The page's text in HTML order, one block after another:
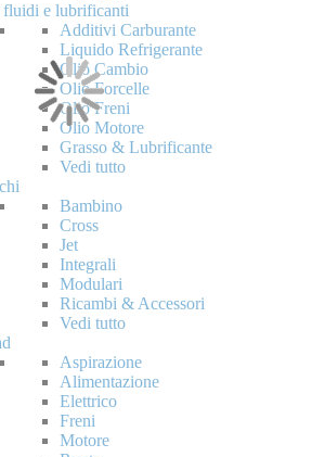
e lubrificanti
Additivi Carburante
Liquido Refrigerante
Olio Cambio
Olio Forcelle
Olio Freni
Olio Motore
Grasso & Lubrificante
Vedi tutto
Bambino
Cross
Jet
Integrali
Modulari
Ricambi & Accessori
Vedi tutto
Aspirazione
Alimentazione
Elettrico
Freni
Motore